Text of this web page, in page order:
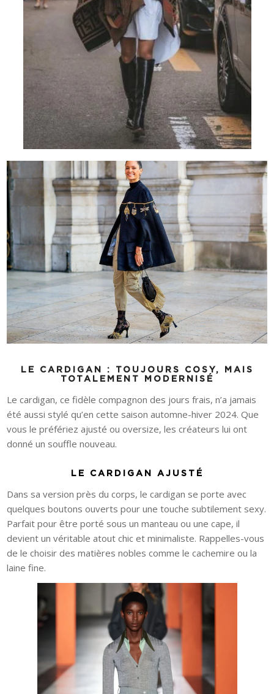
LE CARDIGAN : TOUJOURS COSY, MAIS
TOTALEMENT MODERNISÉ
Le cardigan, ce fidèle compagnon des jours frais, n’a jamais
été aussi stylé qu’en cette saison automne-hiver 2024. Que
vous le préfériez ajusté ou oversize, les créateurs lui ont
donné un souffle nouveau.
LE CARDIGAN AJUSTÉ
Dans sa version près du corps, le cardigan se porte avec
quelques boutons ouverts pour une touche subtilement sexy.
Parfait pour être porté sous un manteau ou une cape, il
devient un véritable atout chic et minimaliste. Rappelles-vous
de le choisir des matières nobles comme le cachemire ou la
laine fine.